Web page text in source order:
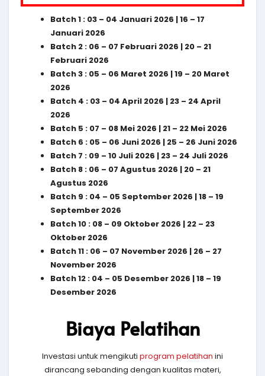
Batch 1 : 03 – 04 Januari 2026 | 16 – 17
Januari 2026
Batch 2 : 06 – 07 Februari 2026 | 20 – 21
Februari 2026
Batch 3 : 05 – 06 Maret 2026 | 19 – 20 Maret
2026
Batch 4 : 03 – 04 April 2026 | 23 – 24 April
2026
Batch 5 : 07 – 08 Mei 2026 | 21 – 22 Mei 2026
Batch 6 : 05 – 06 Juni 2026 | 25 – 26 Juni 2026
Batch 7 : 09 – 10 Juli 2026 | 23 – 24 Juli 2026
Batch 8 : 06 – 07 Agustus 2026 | 20 – 21
Agustus 2026
Batch 9 : 04 – 05 September 2026 | 18 – 19
September 2026
Batch 10 : 08 – 09 Oktober 2026 | 22 – 23
Oktober 2026
Batch 11 : 06 – 07 November 2026 | 26 – 27
November 2026
Batch 12 : 04 – 05 Desember 2026 | 18 – 19
Desember 2026
Biaya Pelatihan
Investasi untuk mengikuti program pelatihan ini
dirancang sebanding dengan kualitas materi,